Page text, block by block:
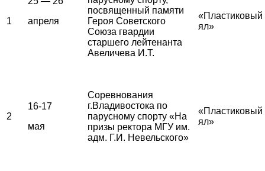
1
апреля
посвященный памяти
Героя Советского
Союза гвардии
старшего лейтенанта
Авеличева И.Т.
«Пластиковый
ял»
2
16-17
мая
Соревнования
г.Владивостока по
парусному спорту «На
призы ректора МГУ им.
адм. Г.И. Невельского»
«Пластиковый
ял»